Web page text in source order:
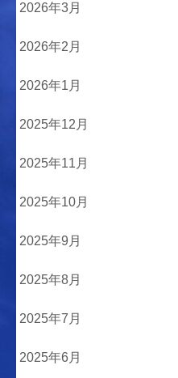
2026年3月
2026年2月
2026年1月
2025年12月
2025年11月
2025年10月
2025年9月
2025年8月
2025年7月
2025年6月